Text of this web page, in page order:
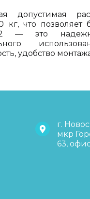
допустимая
кг, что
— это
удобство
г.
мкр
63,